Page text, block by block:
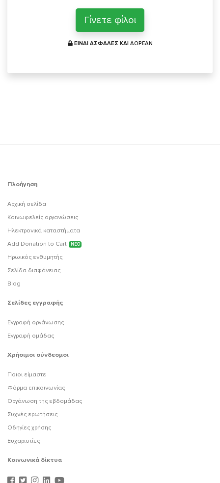
Γίνετε φίλοι
ΕΙΝΑΙ ΑΣΦΑΛΕΣ ΚΑΙ ΔΩΡΕΑΝ
Πλοήγηση
Αρχική σελίδα
Κοινωφελείς οργανώσεις
Ηλεκτρονικά καταστήματα
Add Donation to Cart
ΝΕΟ
Ηρωικός ενθυμητής
Σελίδα διαφάνειας
Blog
Σελίδες εγγραφής
Εγγραφή οργάνωσης
Εγγραφή ομάδας
Χρήσιμοι σύνδεσμοι
Ποιοι είμαστε
Φόρμα επικοινωνίας
Οργάνωση της εβδομάδας
Συχνές ερωτήσεις
Οδηγίες χρήσης
Ευχαριστίες
Κοινωνικά δίκτυα